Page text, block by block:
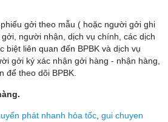
gởi theo mẫu ( hoặc người gởi ghi
người nhận, dịch vụ chính, các dịch
biệt liên quan đến BPBK và dịch vụ
gởi ký xác nhận gởi hàng - nhận hàng,
để theo dõi BPBK.
phát nhanh hỏa tốc gui chuyen